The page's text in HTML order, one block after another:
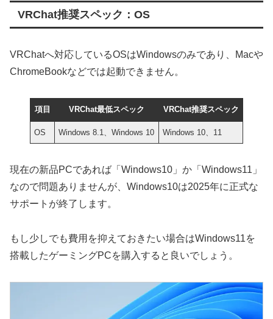
VRChat推奨スペック：OS
VRChatへ対応しているOSはWindowsのみであり、Macや
ChromeBookなどでは起動できません。
項目 VRChat最低スペック VRChat推奨スペック
OS Windows 8.1、Windows 10 Windows 10、11
現在の新品PCであれば「Windows10」か「Windows11」
なので問題ありませんが、Windows10は2025年に正式な
サポートが終了します。
もし少しでも費用を抑えておきたい場合はWindows11を
搭載したゲーミングPCを購入すると良いでしょう。